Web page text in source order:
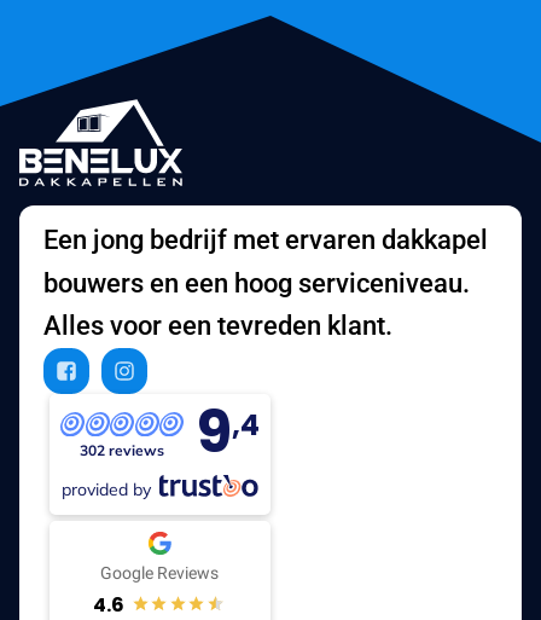
Een jong bedrijf met ervaren dakkapel
bouwers en een hoog serviceniveau.
Alles voor een tevreden klant.
302 reviews 9,4
provided by
Google Reviews
4.6